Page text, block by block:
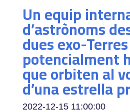
Un equip
d’astrònoms
dues exo-Terres
potencialment
que orbiten al
d’una estrella
2022-12-15 11:00:00